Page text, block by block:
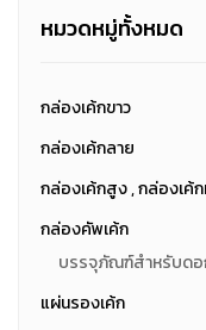
หมวดหมู่ทั้งหมด
กล่องเค้กขาว
กล่องเค้กลาย
กล่องเค้กสูง , กล่องเค้
กล่องคัพเค้ก
บรรจุภัณฑ์สำหรับดอ
แผ่นรองเค้ก